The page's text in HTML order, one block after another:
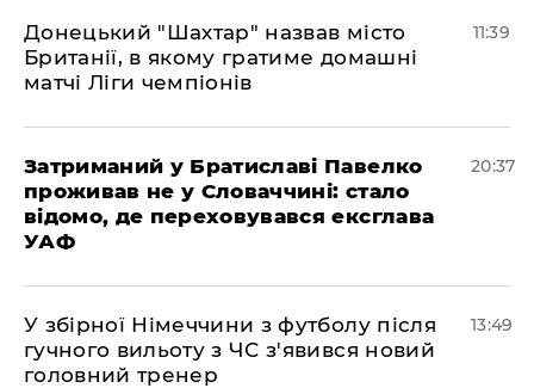
Донецький "Шахтар" назвав місто
Британії, в якому гратиме домашні
матчі Ліги чемпіонів
11:39
Затриманий у Братиславі Павелко
проживав не у Словаччині: стало
відомо, де переховувався ексглава
УАФ
20:37
У збірної Німеччини з футболу після
гучного вильоту з ЧС з'явився новий
головний тренер
13:49